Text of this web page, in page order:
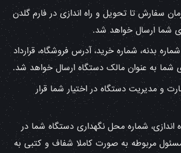
سفارش تا تحویل و راه اندازی در فارم گلدن
شما ارسال خواهد شد.
بدنه، شماره خرید، آدرس فروشگاه، قرارداد
شما به عنوان مالک دستگاه ارسال خواهد شد.
و مدیریت دستگاه در اختیار شما قرار
اندازی، شماره محل نگهداری دستگاه شما در
مربوطه به صورت کاملا شفاف و کتبی به